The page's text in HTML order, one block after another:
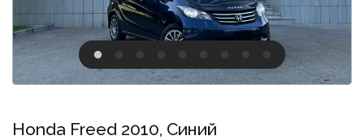
Honda Freed 2010, Синий